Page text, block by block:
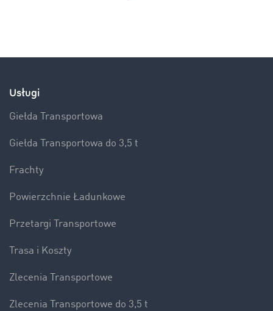
Usługi
Giełda Transportowa
Giełda Transportowa do 3,5 t
Frachty
Powierzchnie Ładunkowe
Przetargi Transportowe
Trasa i Koszty
Zlecenia Transportowe
Zlecenia Transportowe do 3,5 t